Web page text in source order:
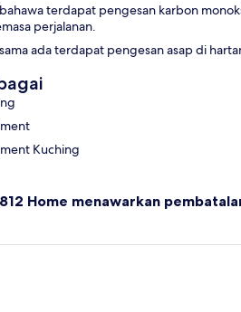
terdapat pengesan karbon
perjalanan.
ada terdapat pengesan asap di
Kuching
Home menawarkan